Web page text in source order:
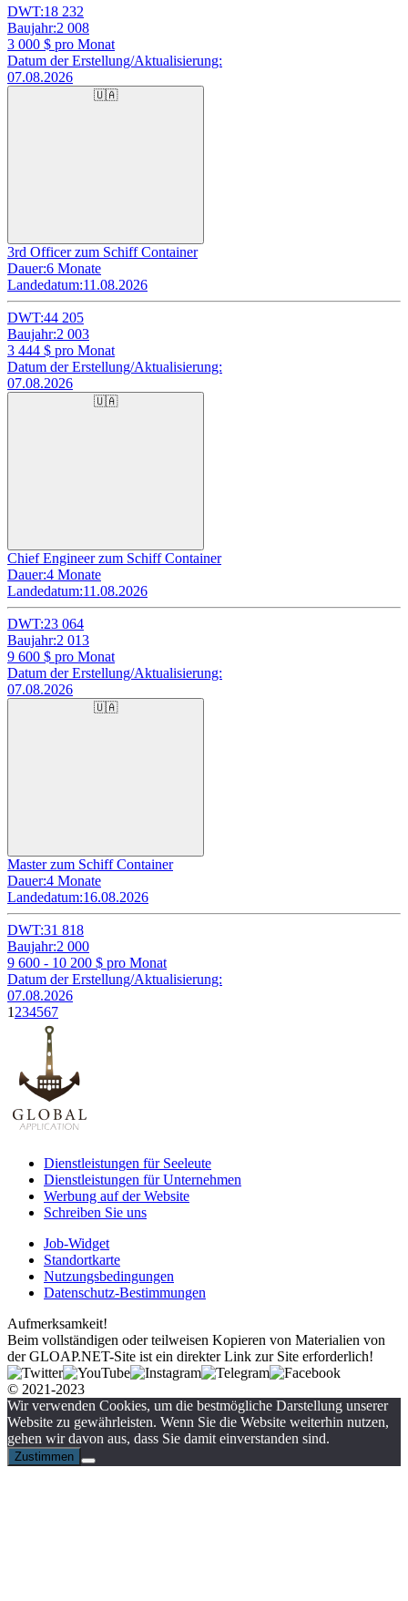
DWT:18 232
Baujahr:2 008
3 000 $ pro Monat
Datum der Erstellung/Aktualisierung:
07.08.2026
🇺🇦
3rd Officer zum Schiff Container
Dauer:6 Monate
Landedatum:11.08.2026
DWT:44 205
Baujahr:2 003
3 444 $ pro Monat
Datum der Erstellung/Aktualisierung:
07.08.2026
🇺🇦
Chief Engineer zum Schiff Container
Dauer:4 Monate
Landedatum:11.08.2026
DWT:23 064
Baujahr:2 013
9 600 $ pro Monat
Datum der Erstellung/Aktualisierung:
07.08.2026
🇺🇦
Master zum Schiff Container
Dauer:4 Monate
Landedatum:16.08.2026
DWT:31 818
Baujahr:2 000
9 600 - 10 200 $ pro Monat
Datum der Erstellung/Aktualisierung:
07.08.2026
1 234567
Dienstleistungen für Seeleute
Dienstleistungen für Unternehmen
Werbung auf der Website
Schreiben Sie uns
Job-Widget
Standortkarte
Nutzungsbedingungen
Datenschutz-Bestimmungen
Aufmerksamkeit!
Beim vollständigen oder teilweisen Kopieren von Materialien von
der GLOAP.NET-Site ist ein direkter Link zur Site erforderlich!
© 2021-2023
Wir verwenden Cookies, um die bestmögliche Darstellung unserer
Website zu gewährleisten. Wenn Sie die Website weiterhin nutzen,
gehen wir davon aus, dass Sie damit einverstanden sind.
Zustimmen